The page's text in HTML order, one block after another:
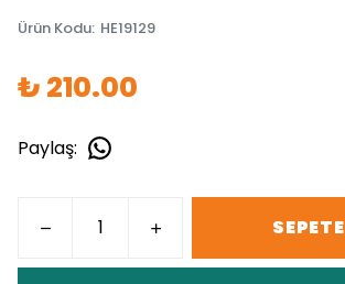
Ürün Kodu: HE19129
₺ 210.00
Paylaş: